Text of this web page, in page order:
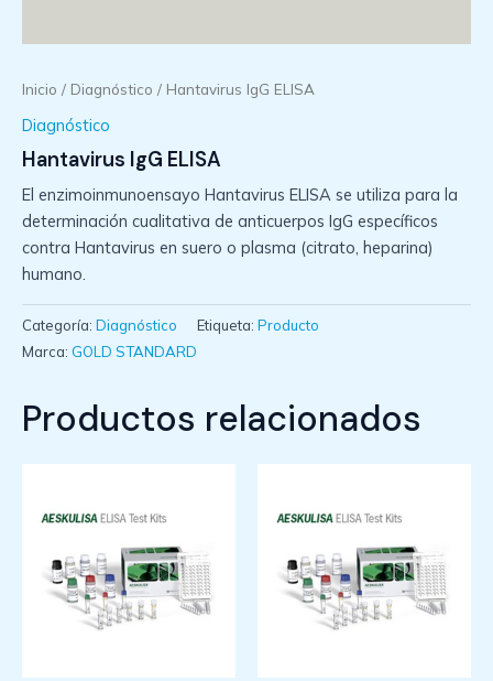
Inicio / Diagnóstico / Hantavirus IgG ELISA
Diagnóstico
Hantavirus IgG ELISA
El enzimoinmunoensayo Hantavirus ELISA se utiliza para la
determinación cualitativa de anticuerpos IgG específicos
contra Hantavirus en suero o plasma (citrato, heparina)
humano.
Categoría: Diagnóstico Etiqueta: Producto
Marca: GOLD STANDARD
Productos relacionados